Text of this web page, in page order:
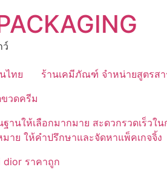
ว์
ไทย
ร้านเคมีภัณฑ์ จำหน่ายสูตรสา
วดครีม
ฐานให้เลือกมากมาย สะดวกรวดเร็
าย ให้คำปรึกษาและจัดหาแพ็คเกจจิ้ง
dior ราคาถูก